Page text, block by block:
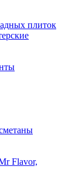
плиток
Flavor,